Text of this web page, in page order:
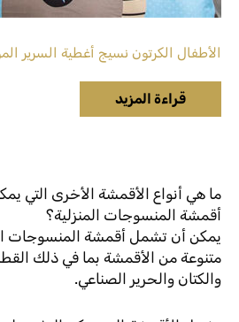
الأطفال الكرتون نسيج أغطية السرير
قراءة المزيد
ما هي أنواع الأقمشة الأخرى التي
أقمشة المنسوجات المنزلية؟
يمكن أن تشمل أقمشة المنسوجات
متنوعة من الأقمشة بما في ذلك
والكتان والحرير الصناعي.